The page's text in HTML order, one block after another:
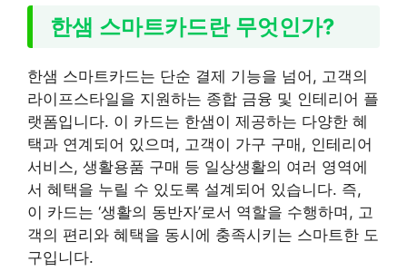
한샘 스마트카드란 무엇인가?
한샘 스마트카드는 단순 결제 기능을 넘어, 고객의
라이프스타일을 지원하는 종합 금융 및 인테리어 플
랫폼입니다. 이 카드는 한샘이 제공하는 다양한 혜
택과 연계되어 있으며, 고객이 가구 구매, 인테리어
서비스, 생활용품 구매 등 일상생활의 여러 영역에
서 혜택을 누릴 수 있도록 설계되어 있습니다. 즉,
이 카드는 ‘생활의 동반자’로서 역할을 수행하며, 고
객의 편리와 혜택을 동시에 충족시키는 스마트한 도
구입니다.